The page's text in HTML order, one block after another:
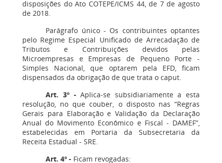
disposições do Ato COTEPE/ICMS 44, de 7 de agosto
de 2018.
Parágrafo único - Os contribuintes optantes
pelo Regime Especial Unificado de Arrecadação de
Tributos e Contribuições devidos pelas
Microempresas e Empresas de Pequeno Porte -
Simples Nacional, que optarem pela EFD, ficam
dispensados da obrigação de que trata o caput.
Art. 3º - Aplica-se subsidiariamente a esta
resolução, no que couber, o disposto nas “Regras
Gerais para Elaboração e Validação da Declaração
Anual do Movimento Econômico e Fiscal - DAMEF”,
estabelecidas em Portaria da Subsecretaria da
Receita Estadual - SRE.
Art. 4º - Ficam revogadas: